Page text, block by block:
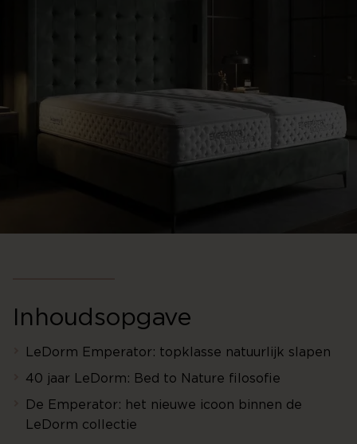
Inhoudsopgave
LeDorm Emperator: topklasse natuurlijk slapen
40 jaar LeDorm: Bed to Nature filosofie
De Emperator: het nieuwe icoon binnen de
LeDorm collectie